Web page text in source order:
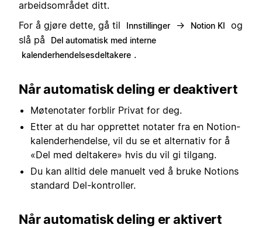
arbeidsområdet ditt.
For å gjøre dette, gå til
Innstillinger → Notion KI
og
slå på
Del automatisk med interne
kalenderhendelsesdeltakere .
Når automatisk deling er deaktivert
Møtenotater forblir Privat for deg.
Etter at du har opprettet notater fra en Notion-
kalenderhendelse, vil du se et alternativ for å
«Del med deltakere» hvis du vil gi tilgang.
Du kan alltid dele manuelt ved å bruke Notions
standard Del-kontroller.
Når automatisk deling er aktivert